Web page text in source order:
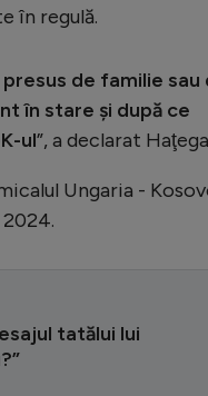
în regulă.
de familie sau
în stare și după ce
ul”, a declarat
Ungaria -
tatălui lui